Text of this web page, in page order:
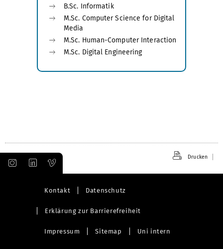
B.Sc. Informatik
M.Sc. Computer Science for Digital
Media
M.Sc. Human-Computer Interaction
M.Sc. Digital Engineering
Drucken
Kontakt Datenschutz
Erklärung zur Barrierefreiheit
Impressum Sitemap Uni intern